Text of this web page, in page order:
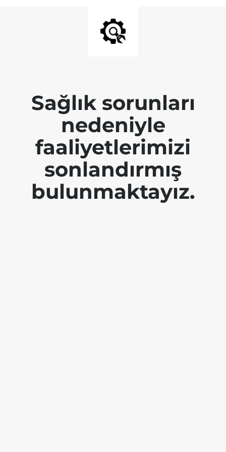
Sağlık sorunları
nedeniyle
faaliyetlerimizi
sonlandırmış
bulunmaktayız.